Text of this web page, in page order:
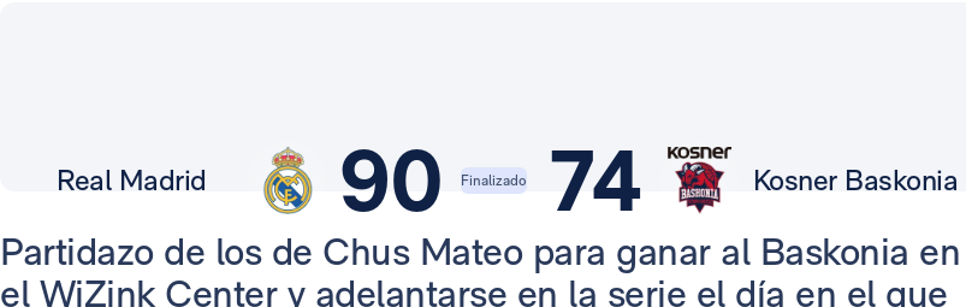
90 74
Real Madrid Finalizado Kosner Baskonia
Partidazo de los de Chus Mateo para ganar al Baskonia en
el WiZink Center y adelantarse en la serie el día en el que